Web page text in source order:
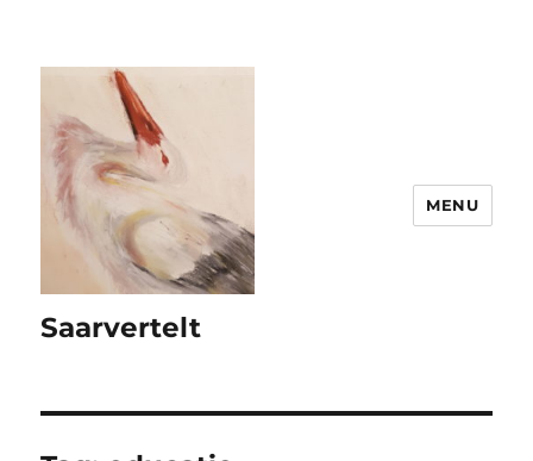
Saarvertelt
MENU